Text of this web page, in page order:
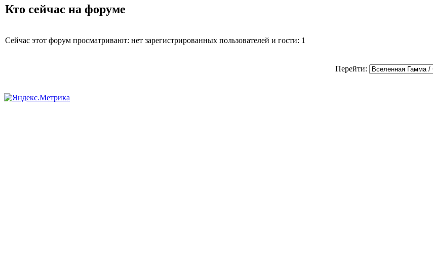
Кто сейчас на форуме
Сейчас этот форум просматривают: нет зарегистрированных пользователей и гости: 1
Перейти: